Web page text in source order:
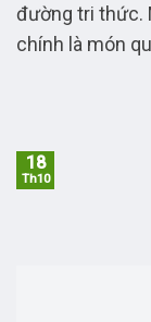
đường tri thức.
chính là món
18
Th10